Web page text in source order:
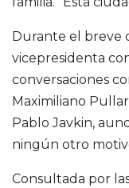
Durante el breve
vicepresidenta
conversaciones
Maximiliano
Pablo Javkin,
ningún otro
Consultada por